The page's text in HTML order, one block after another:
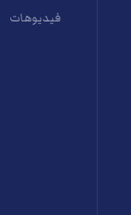
فيديوهات